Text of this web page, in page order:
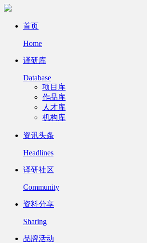
首页
Home
译研库
Database
项目库
作品库
人才库
机构库
资讯头条
Headlines
译研社区
Community
资料分享
Sharing
品牌活动